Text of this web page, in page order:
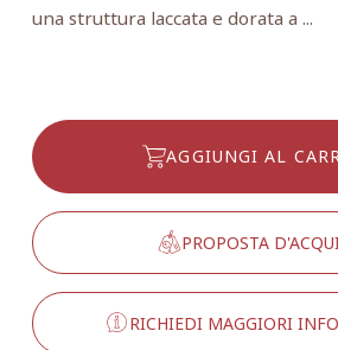
una struttura laccata e dorata a ...
AGGIUNGI AL
PROPOSTA
RICHIEDI MAGGIORI